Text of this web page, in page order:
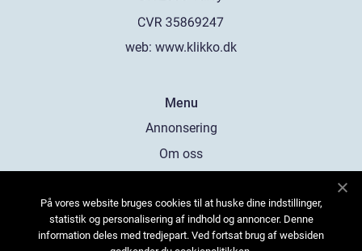
web: www.klikko.dk
Menu
Annonsering
Om oss
Kontakta oss
Sitemap
På vores website bruges cookies til at huske dine indstillinger,
statistik og personalisering af indhold og annoncer. Denne
information deles med tredjepart. Ved fortsat brug af websiden